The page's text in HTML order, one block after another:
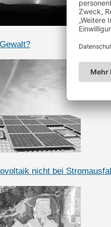
nicht bei